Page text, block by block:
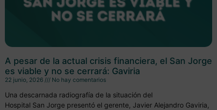
A pesar de la actual crisis financiera, el San Jorge
es viable y no se cerrará: Gaviria
22 junio, 2026 No hay comentarios
Una descarnada radiografía de la situación del
Hospital San Jorge presentó el gerente, Javier Alejandro Gaviria,